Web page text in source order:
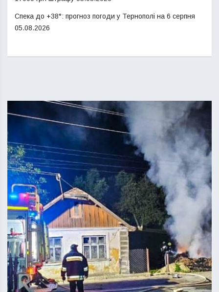
Спека до +38°: прогноз погоди у Тернополі на 6 серпня
05.08.2026